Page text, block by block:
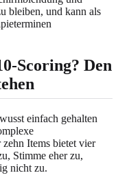
bleiben, und kann als
Scoring? Den
einfach gehalten
zehn Items bietet vier
Stimme eher zu,
nicht zu.